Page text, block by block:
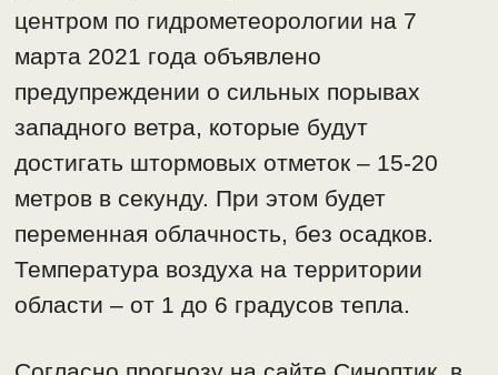
центром по гидрометеорологии на 7
марта 2021 года объявлено
предупреждении о сильных порывах
западного ветра, которые будут
достигать штормовых отметок – 15-20
метров в секунду. При этом будет
переменная облачность, без осадков.
Температура воздуха на территории
области – от 1 до 6 градусов тепла.